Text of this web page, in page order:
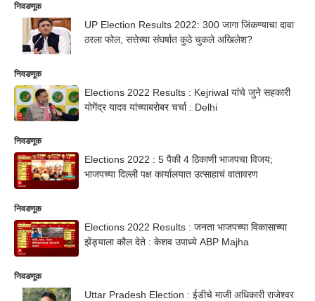
निवडणूक
UP Election Results 2022: 300 जागा जिंकण्याचा दावा
ठरला फोल, सत्तेच्या संघर्षात कुठे चुकले अखिलेश?
निवडणूक
Elections 2022 Results : Kejriwal यांचे जुने सहकारी
योगेंद्र यादव यांच्याबरोबर चर्चा : Delhi
निवडणूक
Elections 2022 : 5 पैकी 4 ठिकाणी भाजपचा विजय;
भाजपच्या दिल्ली पक्ष कार्यालयात उत्साहाचं वातावरण
निवडणूक
Elections 2022 Results : जनता भाजपच्या विकासाच्या
झेंड्याला कौल देते : केशव उपाध्ये ABP Majha
निवडणूक
Uttar Pradesh Election : ईडीचे माजी अधिकारी राजेश्वर